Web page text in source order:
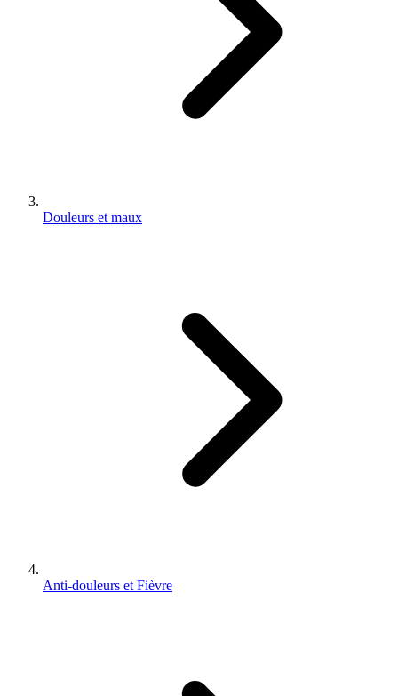
Douleurs et maux
Anti-douleurs et Fièvre